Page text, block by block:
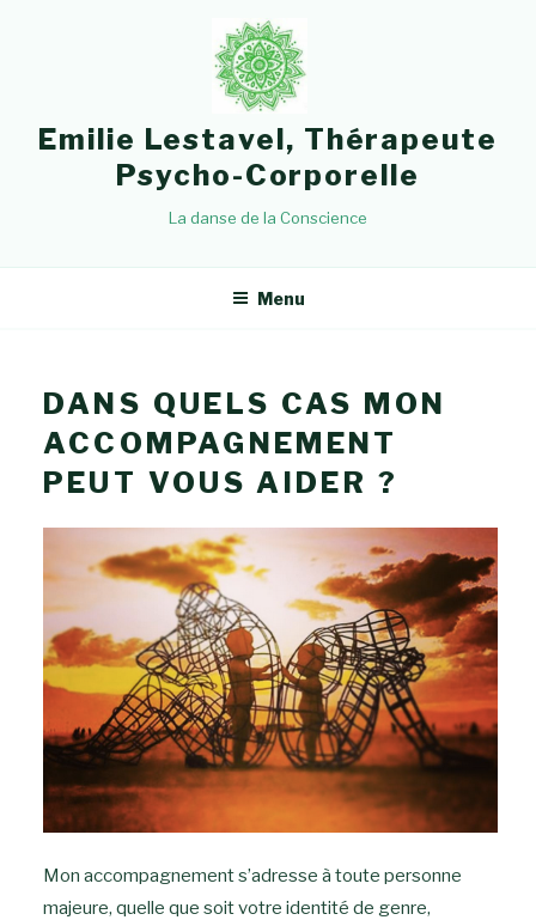
Emilie Lestavel, Thérapeute
Psycho-Corporelle
La danse de la Conscience
Menu
DANS QUELS CAS MON
ACCOMPAGNEMENT
PEUT VOUS AIDER ?
Mon accompagnement s’adresse à toute personne
majeure, quelle que soit votre identité de genre,